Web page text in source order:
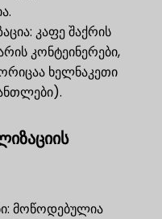
კაფე შაქრის
კონტეინერები,
ხელნაკეთი
მოწოდებულია